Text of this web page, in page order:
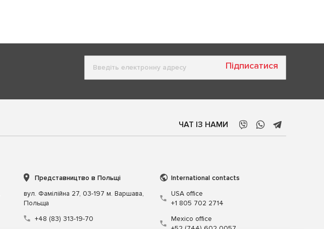
Підписатися
ЧАТ ІЗ НАМИ
Представництво в Польщі
вул. Фамілійна 27, 03-197 м. Варшава,
Польща
+48 (83) 313-19-70
International contacts
USA office
+1 805 702 2714
Mexico office